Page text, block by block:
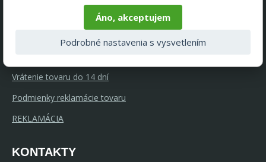
Ponúkame kvalitný nábytok
Vrátenie tovaru do 14 dní
Podmienky reklamácie tovaru
REKLAMÁCIA
KONTAKTY
Áno, akceptujem
Podrobné nastavenia s vysvetlením